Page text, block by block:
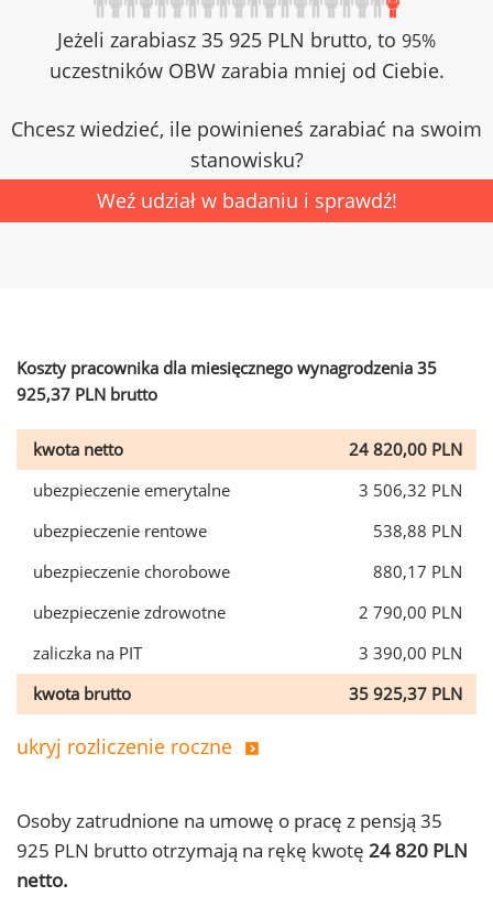
Jeżeli zarabiasz 35 925 PLN brutto, to 95%
uczestników OBW zarabia mniej od Ciebie.
Chcesz wiedzieć, ile powinieneś zarabiać na swoim
stanowisku?
Weź udział w badaniu i sprawdź!
Koszty pracownika dla miesięcznego wynagrodzenia 35
925,37 PLN brutto
kwota netto
24 820,00 PLN
ubezpieczenie emerytalne
3 506,32 PLN
ubezpieczenie rentowe
538,88 PLN
ubezpieczenie chorobowe
880,17 PLN
ubezpieczenie zdrowotne
2 790,00 PLN
zaliczka na PIT
3 390,00 PLN
kwota brutto
35 925,37 PLN
ukryj rozliczenie roczne
Osoby zatrudnione na umowę o pracę z pensją 35
925 PLN brutto otrzymają na rękę kwotę 24 820 PLN
netto.